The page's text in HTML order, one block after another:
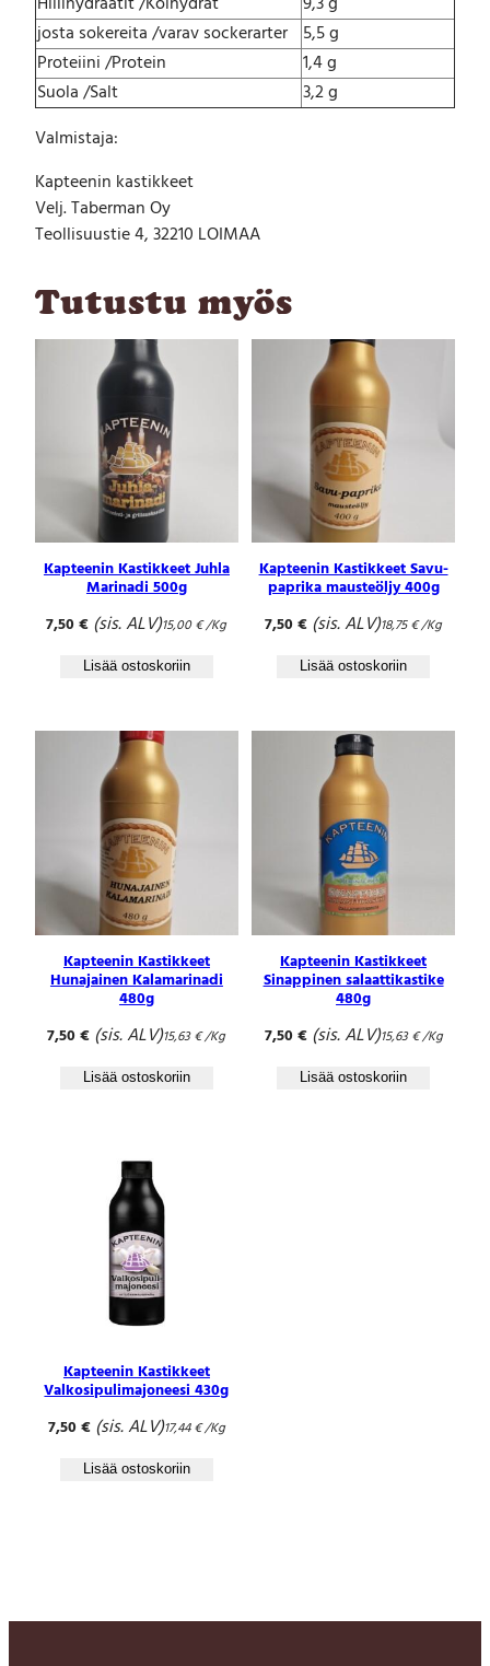
a
g
r
i
l
l
a
u
s
k
a
t
i
k
r
ä
josta sokereita /varav sockerarter 5,5 g
Proteiini /Protein
1,4 g
Suola /Salt
3,2 g
Valmistaja:
Kapteenin kastikkeet
Velj. Taberman Oy
Teollisuustie 4, 32210 LOIMAA
Tutustu myös
Kapteenin Kastikkeet Juhla
Marinadi 500g
7,50€ (sis. ALV)15,00€/Kg
Lisää ostoskoriin
Kapteenin Kastikkeet Savu-
paprika mausteöljy 400g
7,50€ (sis. ALV)18,75€/Kg
Lisää ostoskoriin
Kapteenin Kastikkeet
Hunajainen Kalamarinadi
480g
7,50€ (sis. ALV)15,63€/Kg
Lisää ostoskoriin
Kapteenin Kastikkeet
Sinappinen salaattikastike
480g
7,50€ (sis. ALV)15,63€/Kg
Lisää ostoskoriin
Kapteenin Kastikkeet
Valkosipulimajoneesi 430g
7,50€ (sis. ALV)17,44€/Kg
Lisää ostoskoriin